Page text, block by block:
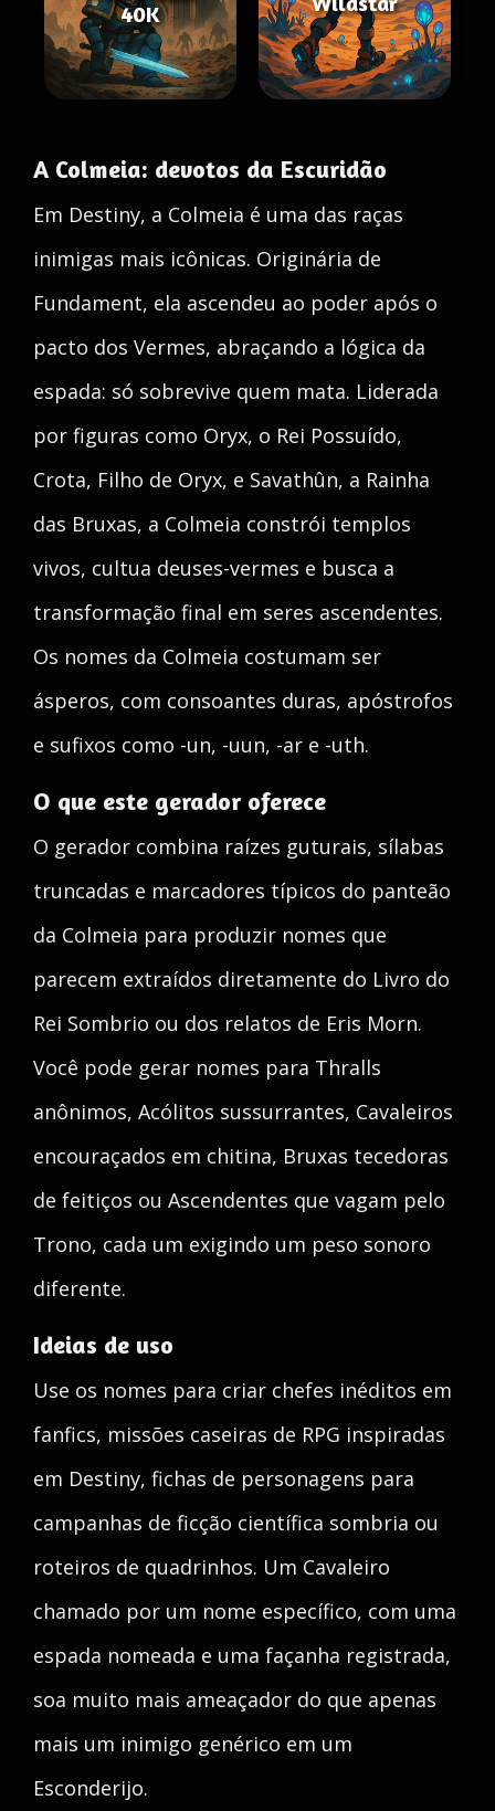
40K
A Colmeia: devotos da Escuridão
Em Destiny, a Colmeia é uma das raças
inimigas mais icônicas. Originária de
Fundament, ela ascendeu ao poder após o
pacto dos Vermes, abraçando a lógica da
espada: só sobrevive quem mata. Liderada
por figuras como Oryx, o Rei Possuído,
Crota, Filho de Oryx, e Savathûn, a Rainha
das Bruxas, a Colmeia constrói templos
vivos, cultua deuses-vermes e busca a
transformação final em seres ascendentes.
Os nomes da Colmeia costumam ser
ásperos, com consoantes duras, apóstrofos
e sufixos como -un, -uun, -ar e -uth.
O que este gerador oferece
O gerador combina raízes guturais, sílabas
truncadas e marcadores típicos do panteão
da Colmeia para produzir nomes que
parecem extraídos diretamente do Livro do
Rei Sombrio ou dos relatos de Eris Morn.
Você pode gerar nomes para Thralls
anônimos, Acólitos sussurrantes, Cavaleiros
encouraçados em chitina, Bruxas tecedoras
de feitiços ou Ascendentes que vagam pelo
Trono, cada um exigindo um peso sonoro
diferente.
Ideias de uso
Use os nomes para criar chefes inéditos em
fanfics, missões caseiras de RPG inspiradas
em Destiny, fichas de personagens para
campanhas de ficção científica sombria ou
roteiros de quadrinhos. Um Cavaleiro
chamado por um nome específico, com uma
espada nomeada e uma façanha registrada,
soa muito mais ameaçador do que apenas
mais um inimigo genérico em um
Esconderijo.